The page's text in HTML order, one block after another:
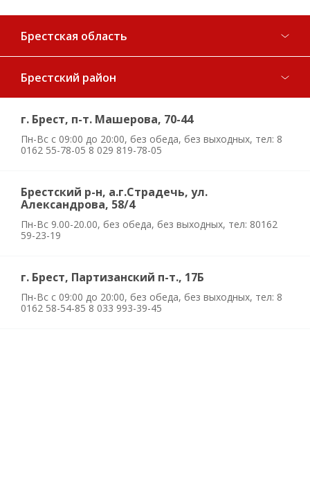
Брестская область
Брестский район
г. Брест, п-т. Машерова, 70-44
Пн-Вс с 09:00 до 20:00, без обеда, без выходных, тел: 8
0162 55-78-05 8 029 819-78-05
Брестский р-н, а.г.Страдечь, ул.
Александрова, 58/4
Пн-Вс 9.00-20.00, без обеда, без выходных, тел: 80162
59-23-19
г. Брест, Партизанский п-т., 17Б
Пн-Вс с 09:00 до 20:00, без обеда, без выходных, тел: 8
0162 58-54-85 8 033 993-39-45